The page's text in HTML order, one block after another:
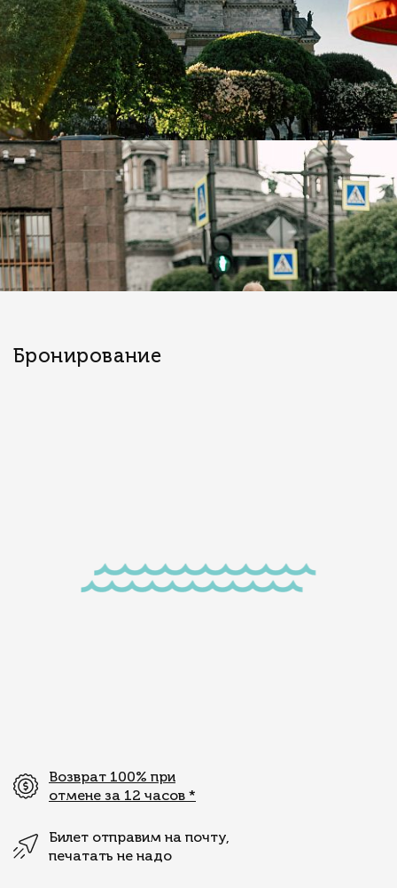
Бронирование
Возврат 100% при
отмене за 12 часов *
Билет отправим на почту,
печатать не надо